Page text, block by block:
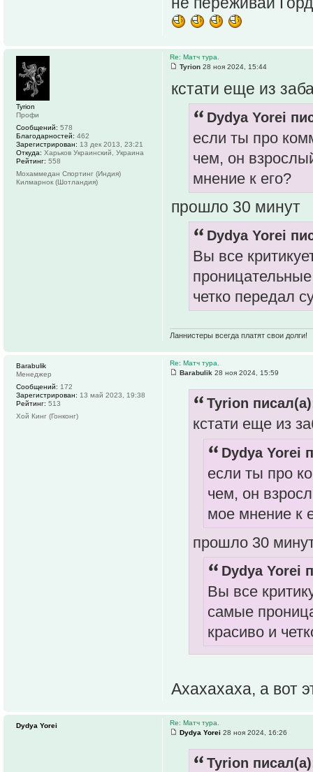
Re: Матч тура.
Tyrion 28 ноя 2024, 15:44
кстати еще из
Dydya Yorei
если ты про
чем, он
мнение к его?
прошло 30 минут
Dydya Yorei
Вы все
четко передал
Ланнистеры всегда платят свои долги!
Tyrion
Профи
Сообщений: 578
Благодарностей: 462
Зарегистрирован: 13 дек 2013, 23:21
Откуда: Харьков Украинский, Украина
Рейтинг: 558
Мохаммедан Спортинг (Индия)
Килмарнок (Шотландия)
Re: Матч тура.
Barabulik 28 ноя 2024, 15:59
Tyrion
кстати еще из
Dydya Yorei
если ты про
чем, он
мое мнение к
прошло 30
Dydya Yorei
Вы все
самые
красиво и
Ахахахаха, а вот
Barabulik
Менеджер
Сообщений: 172
Зарегистрирован: 13 май 2023, 19:38
Рейтинг: 513
Хой Кинг (Гонконг)
Re: Матч тура.
Dydya Yorei 28 ноя 2024, 16:26
Tyrion
Dydya Yorei